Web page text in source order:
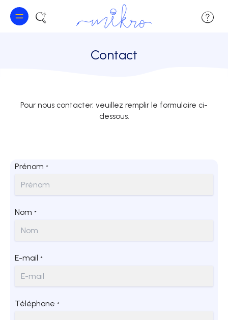
Contact
Pour nous contacter, veuillez remplir le formulaire ci-
dessous.
Prénom *
Nom *
E-mail *
Téléphone *